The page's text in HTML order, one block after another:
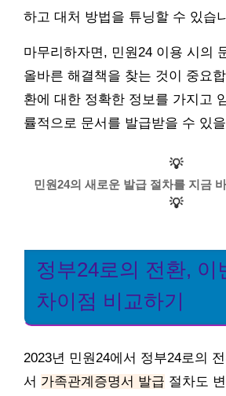
하고 대처 방법을 튜닝할 수 있습
마무리하자면, 민원24 이용 시의
올바른 해결책을 찾는 것이 중요
환에 대한 정확한 정보를 가지고
률적으로 문서를 발급받을 수 있
💡
민원24의 새로운 발급 절차를 지금
💡
정부24로의 전환, 이
차이점 비교하기
2023년 민원24에서 정부24로의
서 가족관계증명서 발급 절차도